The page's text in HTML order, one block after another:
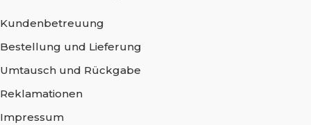
Kundenbetreuung
Bestellung und Lieferung
Umtausch und Rückgabe
Reklamationen
Impressum